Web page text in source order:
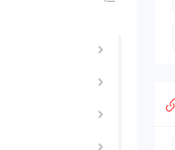
天小编整理了一篇内